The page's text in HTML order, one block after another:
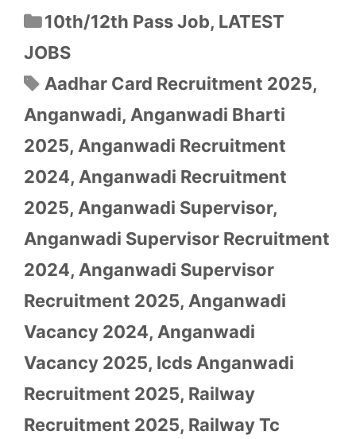
Categories
10th/12th Pass Job, LATEST
JOBS
Tags
Aadhar Card Recruitment 2025,
Anganwadi, Anganwadi Bharti
2025, Anganwadi Recruitment
2024, Anganwadi Recruitment
2025, Anganwadi Supervisor,
Anganwadi Supervisor Recruitment
2024, Anganwadi Supervisor
Recruitment 2025, Anganwadi
Vacancy 2024, Anganwadi
Vacancy 2025, Icds Anganwadi
Recruitment 2025, Railway
Recruitment 2025, Railway Tc